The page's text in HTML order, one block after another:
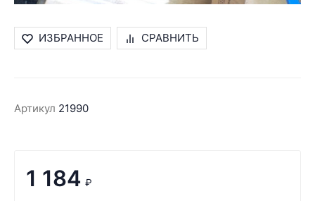
ИЗБРАННОЕ СРАВНИТЬ
Артикул 21990
1 184 ₽